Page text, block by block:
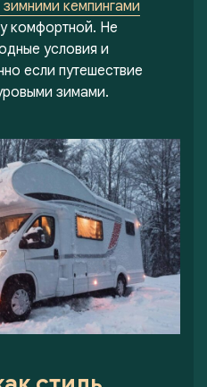
кемпингами
комфортной. Не
условия и
если путешествие
зимами.